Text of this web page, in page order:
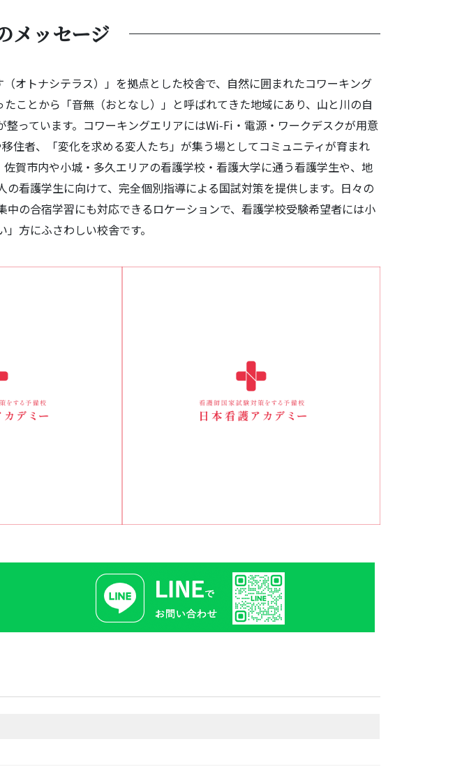
メッセージ
オトナシテラス）」を拠点とした校舎で、自然に囲まれたコワーキング
ことから「音無（おとなし）」と呼ばれてきた地域にあり、山と川の自
っています。コワーキングエリアにはWi‑Fi・電源・ワークデスクが用意
住者、「変化を求める変人たち」が集う場としてコミュニティが育まれ
賀市内や小城・多久エリアの看護学校・看護大学に通う看護学生や、地
看護学生に向けて、完全個別指導による国試対策を提供します。日々の
の合宿学習にも対応できるロケーションで、看護学校受験希望者には小
方にふさわしい校舎です。